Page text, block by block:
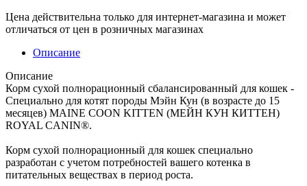
Цена действительна только для интернет-магазина и может
отличаться от цен в розничных магазинах
Описание
Описание
Корм сухой полнорационный сбалансированный для кошек -
Специально для котят породы Мэйн Кун (в возрасте до 15
месяцев) MAINE COON KITTEN (МЕЙН КУН КИТТЕН)
ROYAL CANIN®.
Корм сухой полнорационный для кошек специально
разработан с учетом потребностей вашего котенка в
питательных веществах в период роста.